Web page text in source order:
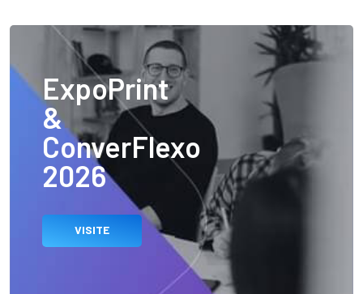
ExpoPrint
&
ConverFlexo
2026
VISITE